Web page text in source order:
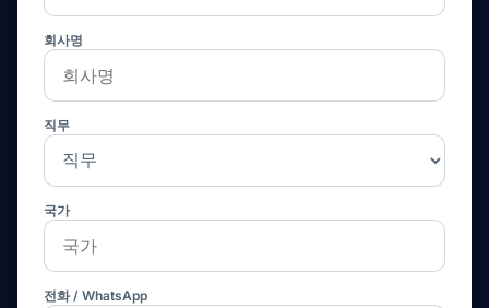
회사명
직무
국가
전화 / WhatsApp